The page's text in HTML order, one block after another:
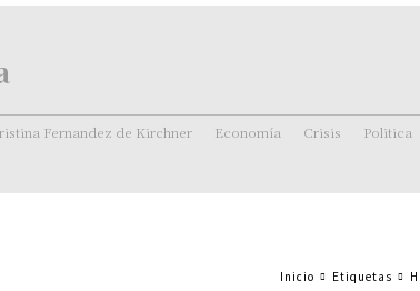
Fernandez de Kirchner Economía Crisis Politica
Inicio Etiquetas